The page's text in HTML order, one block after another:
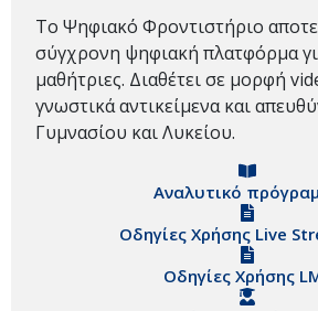
Το Ψηφιακό Φροντιστήριο
σύγχρονη ψηφιακή πλατφόρμα
μαθήτριες. Διαθέτει σε μορφή
γνωστικά αντικείμενα και
Γυμνασίου και Λυκείου.
Αναλυτικό
Οδηγίες Χρήσης Live
Οδηγίες Χρήσης